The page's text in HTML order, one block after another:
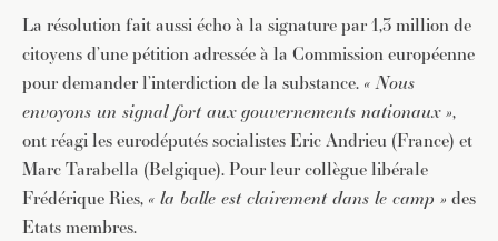
La résolution fait aussi écho à la signature par 1,3 million de
citoyens d’une pétition adressée à la Commission européenne
pour demander l’interdiction de la substance. « Nous
envoyons un signal fort aux gouvernements nationaux »,
ont réagi les eurodéputés socialistes Eric Andrieu (France) et
Marc Tarabella (Belgique). Pour leur collègue libérale
Frédérique Ries, « la balle est clairement dans le camp » des
Etats membres.